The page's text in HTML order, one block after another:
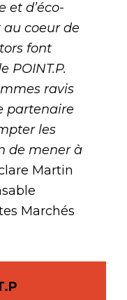
et d’éco-
coeur de
font
POINT.P.
ravis
partenaire
les
de mener à
Martin
Marchés